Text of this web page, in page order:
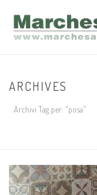
ARCHIVES
Archivi Tag per: "posa"